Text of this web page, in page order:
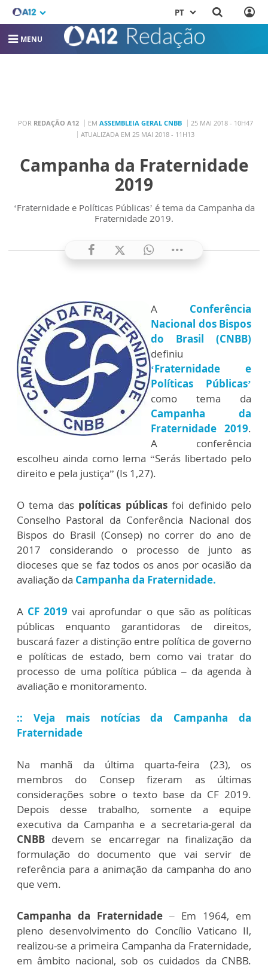
PT
MENU
POR REDAÇÃO A12 EM ASSEMBLEIA GERAL CNBB
25 MAI 2018 - 10H47
ATUALIZADA EM 25 MAI 2018 - 11H13
Campanha da Fraternidade
2019
‘Fraternidade e Políticas Públicas’ é tema da Campanha da
Fraternidade 2019.
A Conferência
Nacional dos Bispos
do Brasil (CNBB)
definiu
‘Fraternidade e
Políticas Públicas’
como tema da
Campanha da
Fraternidade 2019.
A conferência
escolheu ainda como lema “Serás libertado pelo
direito e pela justiça” (Is 1,27).
O tema das políticas públicasfoi definido pelo
Conselho Pastoral da Conferência Nacional dos
Bispos do Brasil (Consep) no correr do ano de
2017 considerando o processo de junto as
dioceses que se faz todos os anos por ocasião da
avaliação da Campanha da Fraternidade.
A CF 2019 vai aprofundar o que são as políticas
públicas enquanto garantidoras de direitos,
buscará fazer a distinção entre política de governo
e políticas de estado, bem como vai tratar do
processo de uma política pública – da agenda à
avaliação e monitoramento.
:: Veja mais notícias da Campanha da
Fraternidade
Na manhã da última quarta-feira (23), os
membros do Consep fizeram as últimas
considerações sobre o texto base da CF 2019.
Depois desse trabalho, somente a equipe
executiva da Campanha e a secretaria-geral da
CNBB devem se encarregar na finalização da
formulação do documento que vai servir de
referência para a animação da campanha do ano
que vem.
Campanha da Fraternidade – Em 1964, em
pleno desenvolvimento do Concílio Vaticano II,
realizou-se a primeira Campanha da Fraternidade,
em âmbito nacional, sob os cuidados da CNBB.